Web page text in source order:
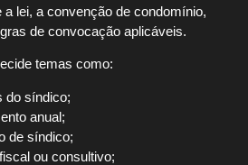
lei, a convenção de condomínio,
de convocação aplicáveis.
temas como:
do síndico;
anual;
de síndico;
ou consultivo;